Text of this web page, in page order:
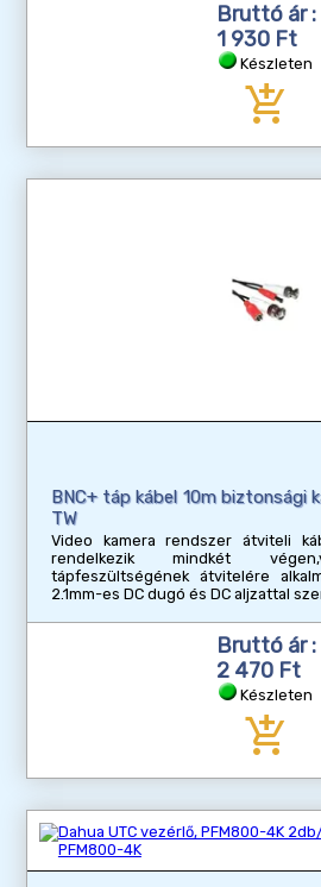
Bruttó ár :
1 930 Ft
Készleten
add_shopping_cart
BNC+ táp kábel 10m biztonsági
TW
Video kamera rendszer átviteli
rendelkezik mindkét
tápfeszültségének átvitelére
2.1mm-es DC dugó és DC aljzattal
Bruttó ár :
2 470 Ft
Készleten
add_shopping_cart